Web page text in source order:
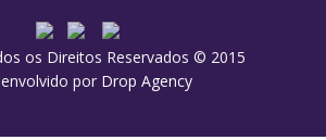
os Direitos Reservados © 2015
por Drop Agency